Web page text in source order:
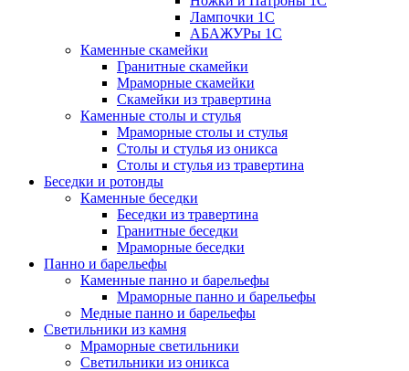
Лампочки 1С
АБАЖУРы 1С
Каменные скамейки
Гранитные скамейки
Мраморные скамейки
Скамейки из травертина
Каменные столы и стулья
Мраморные столы и стулья
Столы и стулья из оникса
Столы и стулья из травертина
Беседки и ротонды
Каменные беседки
Беседки из травертина
Гранитные беседки
Мраморные беседки
Панно и барельефы
Каменные панно и барельефы
Мраморные панно и барельефы
Медные панно и барельефы
Светильники из камня
Мраморные светильники
Светильники из оникса